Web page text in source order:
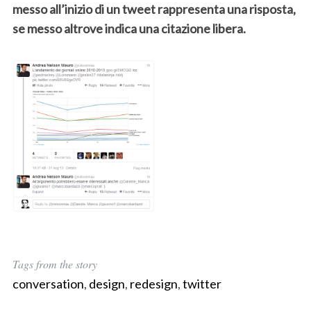
messo all’inizio di un tweet rappresenta una risposta,
se messo altrove indica una citazione libera.
Tags from the story
conversation, design, redesign,twitter
c
h
o
r
: